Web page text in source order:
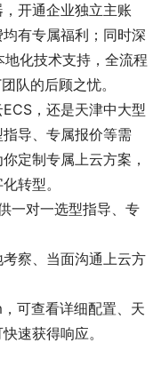
开通企业独立主账
有专属福利；同时深
化技术支持，全流程
队的后顾之忧。
，还是天津中大型
导、专属报价等需
定制专属上云方案，
转型。
一对一选型指导、专
察、当面沟通上云方
可查看详细配置、天
速获得响应。